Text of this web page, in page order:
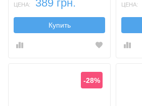
ЦЕНА: 389 грн.
Купить
ЦЕНА:
-28%